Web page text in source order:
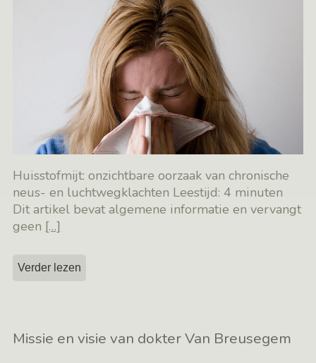
Huisstofmijt: onzichtbare oorzaak van chronische
neus- en luchtwegklachten Leestijd: 4 minuten
Dit artikel bevat algemene informatie en vervangt
geen […]
Verder lezen
Missie en visie van dokter Van Breusegem